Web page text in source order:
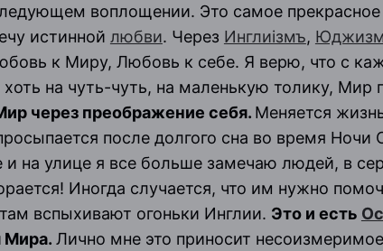
воплощении. Это самое прекрасное
истинной любви. Через Инглиiзмъ,
к Миру, Любовь к себе. Я верю, что с
хоть на чуть-чуть, на маленькую толику,
через преображение себя. Меняется
после долгого сна во время
и на улице я все больше замечаю людей, в
Иногда случается, что им нужно
вспыхивают огоньки Инглии. Это и есть
Мира. Лично мне это приносит